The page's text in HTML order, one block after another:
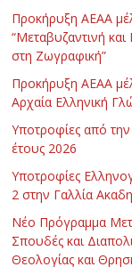
Προκήρυξη ΑΕΑΑ
“Μεταβυζαντινή
στη Ζωγραφική”
Προκήρυξη ΑΕΑΑ
Αρχαία Ελληνική
Υποτροφίες από
έτους 2026
Υποτροφίες
2 στην Γαλλία
Νέο Πρόγραμμα
Σπουδές και
Θεολογίας και